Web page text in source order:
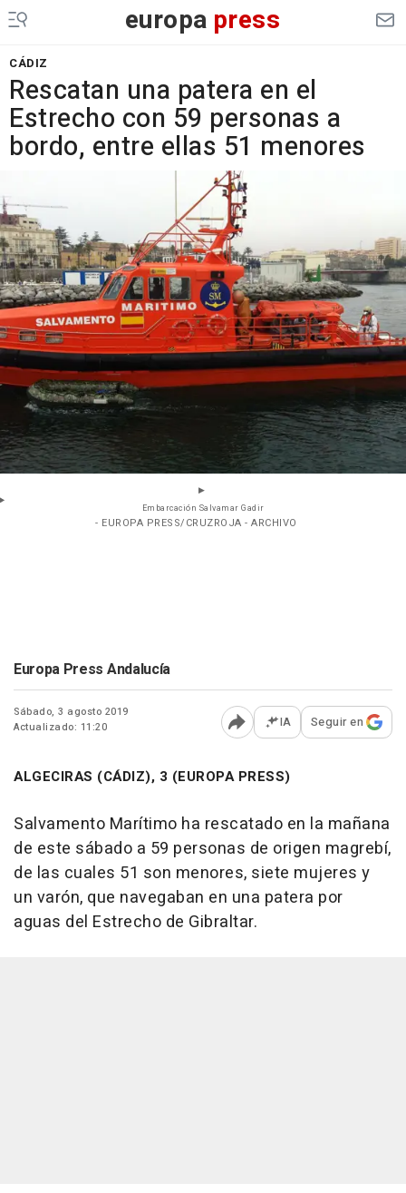
europa press
CÁDIZ
Rescatan una patera en el
Estrecho con 59 personas a
bordo, entre ellas 51 menores
Embarcación Salvamar Gadir
- EUROPA PRESS/CRUZROJA - ARCHIVO
Europa Press Andalucía
Sábado, 3 agosto 2019
Actualizado: 11:20
Abrir opciones para
IA Seguir en
ALGECIRAS (CÁDIZ), 3 (EUROPA PRESS)
Salvamento Marítimo ha rescatado en la mañana
de este sábado a 59 personas de origen magrebí,
de las cuales 51 son menores, siete mujeres y
un varón, que navegaban en una patera por
aguas del Estrecho de Gibraltar.